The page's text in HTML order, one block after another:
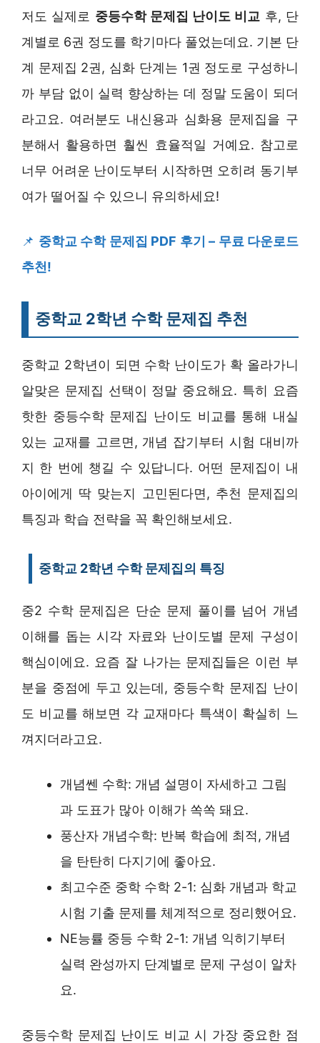
저도 실제로 중등수학 문제집 난이도 비교 후, 단
계별로 6권 정도를 학기마다 풀었는데요. 기본 단
계 문제집 2권, 심화 단계는 1권 정도로 구성하니
까 부담 없이 실력 향상하는 데 정말 도움이 되더
라고요. 여러분도 내신용과 심화용 문제집을 구
분해서 활용하면 훨씬 효율적일 거예요. 참고로
너무 어려운 난이도부터 시작하면 오히려 동기부
여가 떨어질 수 있으니 유의하세요!
📌 중학교 수학 문제집 PDF 후기 – 무료 다운로드
추천!
중학교 2학년 수학 문제집 추천
중학교 2학년이 되면 수학 난이도가 확 올라가니
알맞은 문제집 선택이 정말 중요해요. 특히 요즘
핫한 중등수학 문제집 난이도 비교를 통해 내실
있는 교재를 고르면, 개념 잡기부터 시험 대비까
지 한 번에 챙길 수 있답니다. 어떤 문제집이 내
아이에게 딱 맞는지 고민된다면, 추천 문제집의
특징과 학습 전략을 꼭 확인해보세요.
중학교 2학년 수학 문제집의 특징
중2 수학 문제집은 단순 문제 풀이를 넘어 개념
이해를 돕는 시각 자료와 난이도별 문제 구성이
핵심이에요. 요즘 잘 나가는 문제집들은 이런 부
분을 중점에 두고 있는데, 중등수학 문제집 난이
도 비교를 해보면 각 교재마다 특색이 확실히 느
껴지더라고요.
개념쎈 수학: 개념 설명이 자세하고 그림
과 도표가 많아 이해가 쏙쏙 돼요.
풍산자 개념수학: 반복 학습에 최적, 개념
을 탄탄히 다지기에 좋아요.
최고수준 중학 수학 2-1: 심화 개념과 학교
시험 기출 문제를 체계적으로 정리했어요.
NE능률 중등 수학 2-1: 개념 익히기부터
실력 완성까지 단계별로 문제 구성이 알차
요.
중등수학 문제집 난이도 비교 시 가장 중요한 점